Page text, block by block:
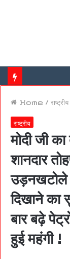
Home / राष्ट्रीय
राष्ट्रीय
मोदी जी
शानदार
उड़नखटोले
दिखाने का
बार बढ़े
हुई महंगी !